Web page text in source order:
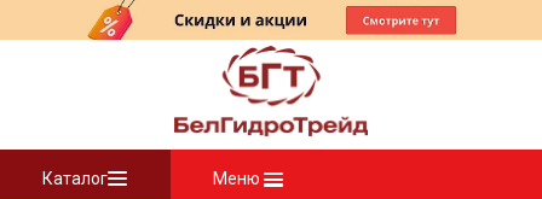
Каталог Меню